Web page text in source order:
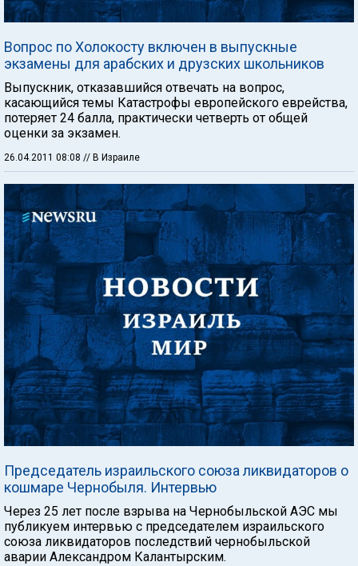
Вопрос по Холокосту включен в выпускные
экзамены для арабских и друзских школьников
Выпускник, отказавшийся отвечать на вопрос,
касающийся темы Катастрофы европейского еврейства,
потеряет 24 балла, практически четверть от общей
оценки за экзамен.
26.04.2011 08:08 // В Израиле
Председатель израильского союза ликвидаторов о
кошмаре Чернобыля. Интервью
Через 25 лет после взрыва на Чернобыльской АЭС мы
публикуем интервью с председателем израильского
союза ликвидаторов последствий чернобыльской
аварии Александром Калантырским.